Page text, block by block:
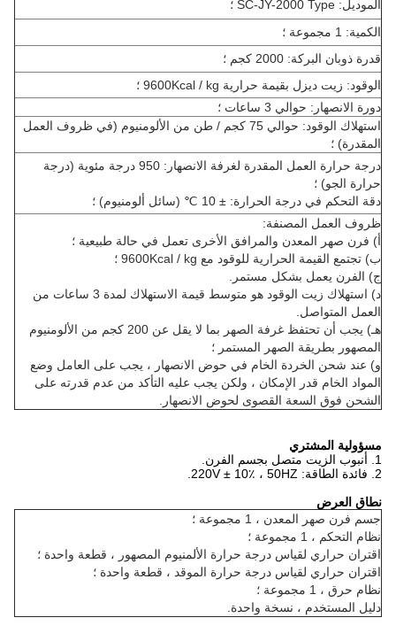
الموديل: SC-JY-2000 Type ؛
الكمية: 1 مجموعة ؛
قدرة ذوبان البركة: 2000 كجم ؛
الوقود: زيت ديزل بقيمة حرارية 9600Kcal / kg ؛
دورة الانصهار: حوالي 3 ساعات ؛
استهلاك الوقود: حوالي 75 كجم / طن من الألومنيوم (في ظروف العمل
المقدرة) ؛
درجة حرارة العمل المقدرة لغرفة الانصهار: 950 درجة مئوية (درجة
حرارة الجو) ؛
دقة التحكم في درجة الحرارة: ± 10 ℃ (سائل ألومنيوم) ؛
ظروف العمل المصنفة:
أ) فرن صهر المعدن والمرافق الأخرى تعمل في حالة طبيعية ؛
ب) تجتمع القيمة الحرارية للوقود مع 9600Kcal / kg ؛
ج) الفرن يعمل بشكل مستمر.
د) استهلاك زيت الوقود هو متوسط ​​قيمة الاستهلاك لمدة 3 ساعات من
العمل المتواصل.
هـ) يجب أن تحتفظ غرفة الصهر بما لا يقل عن 200 كجم من الألومنيوم
المصهور بطريقة الصهر المستمر ؛
و) عند شحن الخردة الخام في حوض الانصهار ، يجب على العامل وضع
المواد الخام قدر الإمكان ، ولكن يجب عليه التأكد من عدم قدرته على
الشحن فوق السعة القصوى لحوض الانصهار.
مسؤولية المشتري
نطاق العرض
جسم فرن صهر المعدن ، 1 مجموعة ؛
نظام التحكم ، 1 مجموعة ؛
اقتران حراري لقياس درجة حرارة الألمنيوم المصهور ، قطعة واحدة ؛
اقتران حراري لقياس درجة حرارة الموقد ، قطعة واحدة ؛
نظام حرق ، 1 مجموعة ؛
دليل المستخدم ، نسخة واحدة.